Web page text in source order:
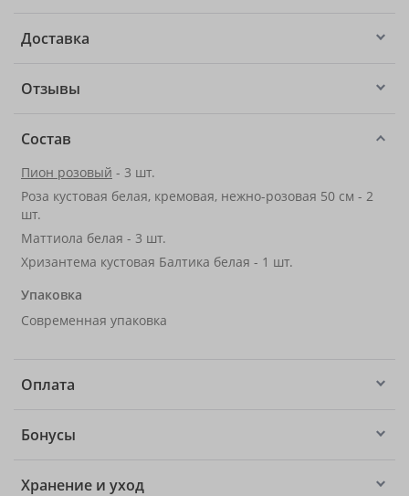
Доставка
Отзывы
Состав
Пион розовый - 3 шт.
Роза кустовая белая, кремовая, нежно-розовая 50 см - 2
шт.
Маттиола белая - 3 шт.
Хризантема кустовая Балтика белая - 1 шт.
Упаковка
Современная упаковка
Оплата
Бонусы
Хранение и уход